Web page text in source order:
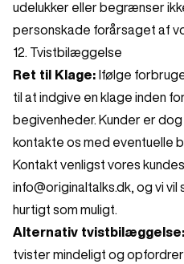
udelukker eller begrænser
personskade forårsaget af
12. Tvistbilæggelse
Ret til Klage: Ifølge
til at indgive en klage inden
begivenheder. Kunder er
kontakte os med eventuelle
Kontakt venligst vores
info@originaltalks.dk , og vi
hurtigt som muligt.
Alternativ tvistbilæggelse:
tvister mindeligt og